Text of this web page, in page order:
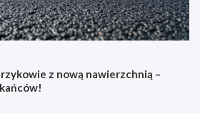
z nową nawierzchnią –